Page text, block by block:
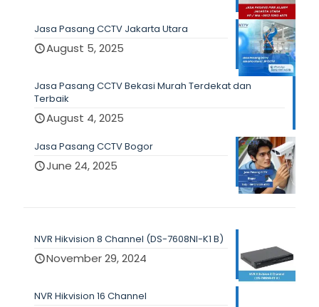
Jasa Pasang CCTV Jakarta Utara
August 5, 2025
Jasa Pasang CCTV Bekasi Murah Terdekat dan
Terbaik
August 4, 2025
Jasa Pasang CCTV Bogor
June 24, 2025
NVR Hikvision 8 Channel (DS-7608NI-K1 B)
November 29, 2024
NVR Hikvision 16 Channel